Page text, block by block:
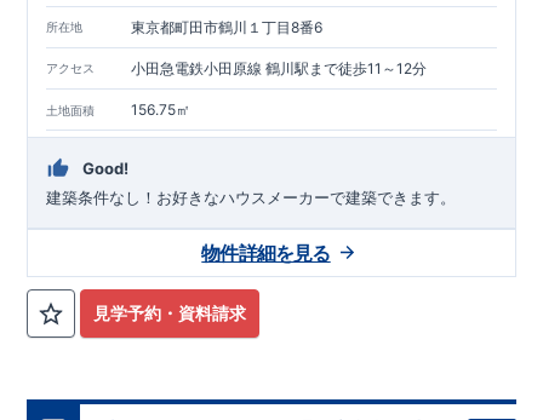
取得しています。 ■自社一貫体制もっと詳しく 東栄住宅は土
地の仕入れ、設計、施工、販売、メンテナンスまで、すべての
プロセスに携わっています。 ■ アフターサポート
快適に暮らすことができる住宅の品質を長期にわたり
維持するには、定期的な点検を実施することが重要です。
60年間の保証制度がございます。もちろん、定期点検以外でも
所在地 東京都町田市鶴川１丁目8番6
アクセス 小田急電鉄小田原線 鶴川駅まで徒歩11～12分
土地面積 156.75㎡
Good!
建築条件なし！​お好きなハウスメーカーで建築できます。
見学予約・資料請求
物件詳細を見る